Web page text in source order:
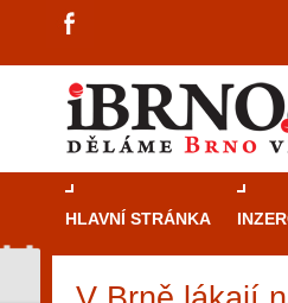
HLAVNÍ STRÁNKA